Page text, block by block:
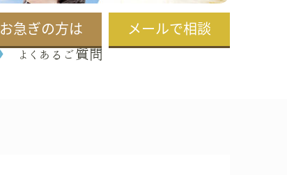
お急ぎの方は メールで相談
よくあるご質問